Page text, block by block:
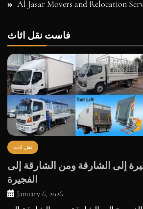
نقل اثاث
إلى الشارقة ومن الشارقة إلى
الفجيرة
January 6, 2026
إلى الشارقة ومن الشارقة إلى
نقل احترافية وآمنة بين الإمارتين نقدم
بين الفجيرة والشارقة وبالعكس مع